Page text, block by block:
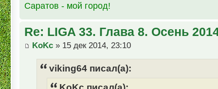
Саратов - мой город!
Re: LIGA 33. Глава 8. Осень
KoKc » 15 дек 2014, 23:10
viking64 писал(а):